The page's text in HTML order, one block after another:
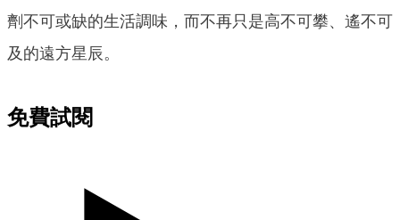
劑不可或缺的生活調味，而不再只是高不可攀、遙不可
及的遠方星辰。
免費試閱